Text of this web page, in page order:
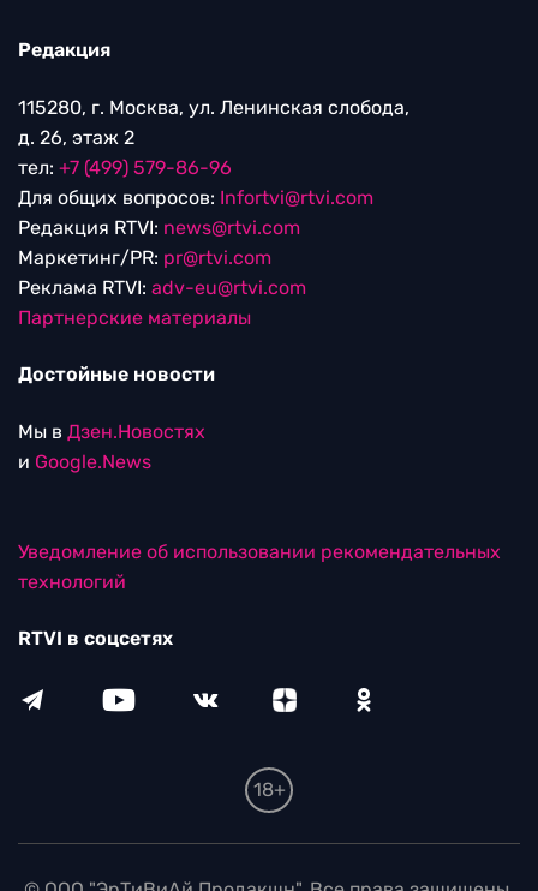
Редакция
115280, г. Москва, ул. Ленинская слобода,
д. 26, этаж 2
тел: +7 (499) 579-86-96
Для общих вопросов: Infortvi@rtvi.com
Редакция RTVI: news@rtvi.com
Маркетинг/PR: pr@rtvi.com
Реклама RTVI: adv-eu@rtvi.com
Партнерские материалы
Достойные новости
Мы в Дзен.Новостях
и Google.News
Уведомление об использовании рекомендательных
технологий
RTVI в соцсетях
18+